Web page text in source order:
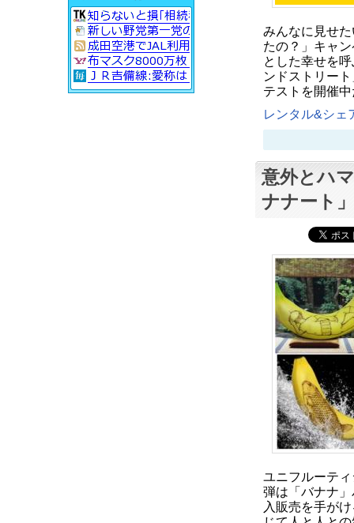
みんなに見せ
たの？」キャ
とした幸せを
ンドストリー
テストを開催
レンタル&シェ
意外とハ
ナナート」
ユニフルーテ
弾は「バナナ
入販売を手が